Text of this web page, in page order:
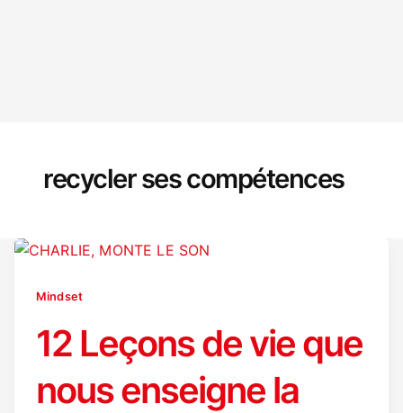
recycler ses compétences
Mindset
12 Leçons de vie que
nous enseigne la